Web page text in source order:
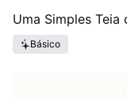
Uma Simples
Básico